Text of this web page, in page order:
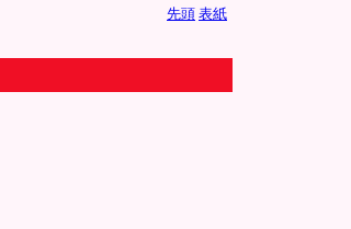
先頭 表紙